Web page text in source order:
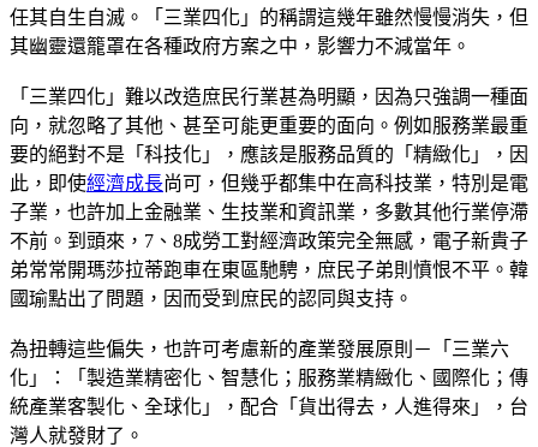
任其自生自滅。「三業四化」的稱謂這幾年雖然慢慢消失，但
其幽靈還籠罩在各種政府方案之中，影響力不減當年。
「三業四化」難以改造庶民行業甚為明顯，因為只強調一種面
向，就忽略了其他、甚至可能更重要的面向。例如服務業最重
要的絕對不是「科技化」，應該是服務品質的「精緻化」，因
此，即使經濟成長尚可，但幾乎都集中在高科技業，特別是電
子業，也許加上金融業、生技業和資訊業，多數其他行業停滯
不前。到頭來，7、8成勞工對經濟政策完全無感，電子新貴子
弟常常開瑪莎拉蒂跑車在東區馳騁，庶民子弟則憤恨不平。韓
國瑜點出了問題，因而受到庶民的認同與支持。
為扭轉這些偏失，也許可考慮新的產業發展原則－「三業六
化」：「製造業精密化、智慧化；服務業精緻化、國際化；傳
統產業客製化、全球化」，配合「貨出得去，人進得來」，台
灣人就發財了。